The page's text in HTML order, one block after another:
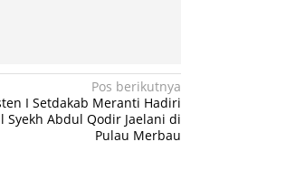
Pos berikutnya
I Setdakab Meranti Hadiri
Syekh Abdul Qodir Jaelani di
Pulau Merbau